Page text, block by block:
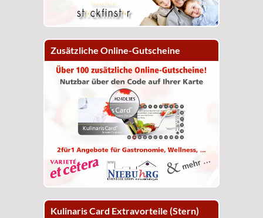
Zusätzliche Online-Gutscheine
Kulinaris Card Extravorteile (Stern)